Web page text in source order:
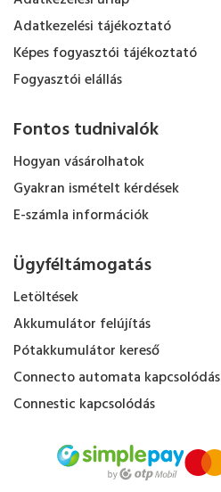
Adatkezelési tájékoztató
Képes fogyasztói tájékoztató
Fogyasztói elállás
Fontos tudnivalók
Hogyan vásárolhatok
Gyakran ismételt kérdések
E-számla információk
Ügyféltámogatás
Letöltések
Akkumulátor felújítás
Pótakkumulátor kereső
Connecto automata kapcsolódás
Connestic kapcsolódás